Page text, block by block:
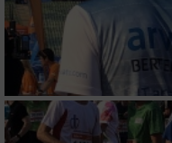
Wir nutzen Ihre Daten für
IAB-Verarbeitungszwecke:
Speichern von oder
auf einem Endgerät
Verwendung
von Werbeanzeigen